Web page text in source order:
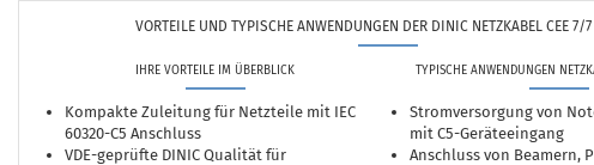
VORTEILE UND TYPISCHE ANWENDUNGEN DER DINIC NETZKABEL CEE 7/
IHRE VORTEILE IM ÜBERBLICK
Kompakte Zuleitung für Netzteile mit IEC
60320-C5 Anschluss
VDE-geprüfte DINIC Qualität für
TYPISCHE ANWENDUNGEN
Stromversorgung von
mit C5-Geräteeingang
Anschluss von Beamern,